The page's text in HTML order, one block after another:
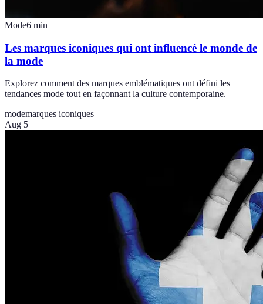
Mode6 min
Les marques iconiques qui ont influencé le monde de
la mode
Explorez comment des marques emblématiques ont défini les
tendances mode tout en façonnant la culture contemporaine.
modemarques iconiques
Aug 5